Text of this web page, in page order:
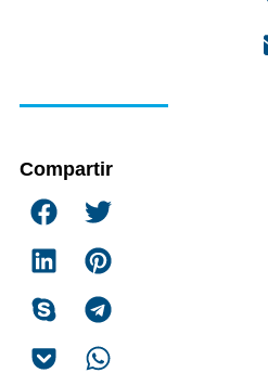
Compartir